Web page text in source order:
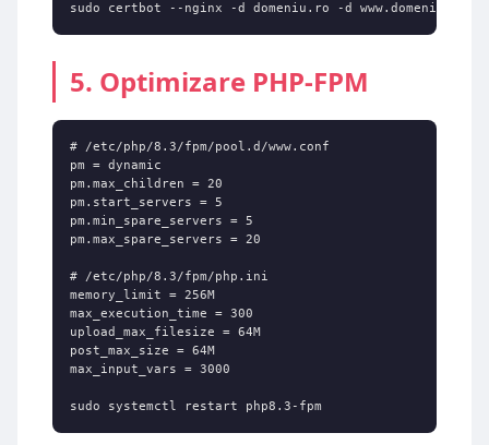
sudo certbot --nginx -d domeniu.ro -d www.domeniu.ro
5. Optimizare PHP-FPM
# /etc/php/8.3/fpm/pool.d/www.conf
pm = dynamic
pm.max_children = 20
pm.start_servers = 5
pm.min_spare_servers = 5
pm.max_spare_servers = 20
# /etc/php/8.3/fpm/php.ini
memory_limit = 256M
max_execution_time = 300
upload_max_filesize = 64M
post_max_size = 64M
max_input_vars = 3000
sudo systemctl restart php8.3-fpm